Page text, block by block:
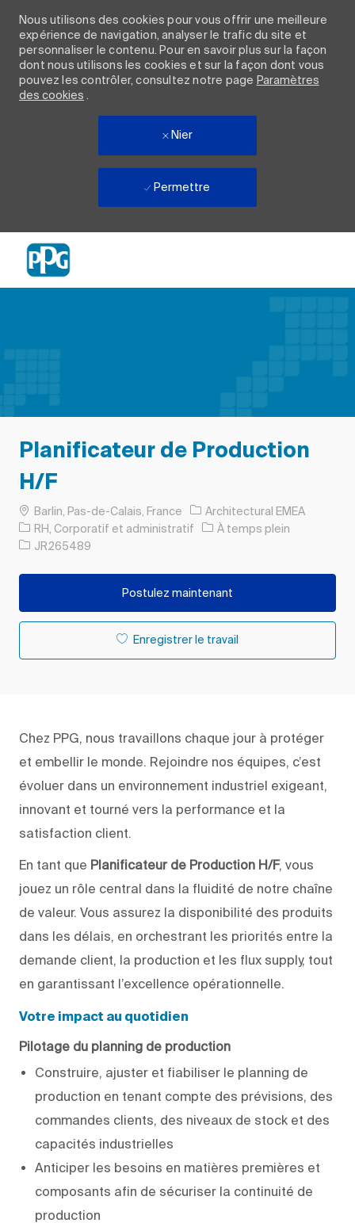
Nous utilisons des cookies pour vous offrir une meilleure
expérience de navigation, analyser le trafic du site et
personnaliser le contenu. Pour en savoir plus sur la façon
dont nous utilisons les cookies et sur la façon dont vous
pouvez les contrôler, consultez notre page Paramètres
des cookies .
Nier
Permettre
Planificateur de Production
H/F
Emplacement
Barlin, Pas-de-Calais, France
Architectural EMEA
Catégorie
RH, Corporatif et administratif Type d’emploi
À temps plein
ID de l’emploi
JR265489
Postulez maintenant
Enregistrer le travail
Chez PPG, nous travaillons chaque jour à protéger
et embellir le monde. Rejoindre nos équipes, c’est
évoluer dans un environnement industriel exigeant,
innovant et tourné vers la performance et la
satisfaction client.
En tant que Planificateur de Production H/F, vous
jouez un rôle central dans la fluidité de notre chaîne
de valeur. Vous assurez la disponibilité des produits
dans les délais, en orchestrant les priorités entre la
demande client, la production et les flux supply, tout
en garantissant l’excellence opérationnelle.
Votre impact au quotidien
Pilotage du planning de production
Construire, ajuster et fiabiliser le planning de
production en tenant compte des prévisions, des
commandes clients, des niveaux de stock et des
capacités industrielles
Anticiper les besoins en matières premières et
composants afin de sécuriser la continuité de
production